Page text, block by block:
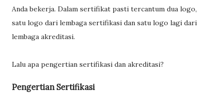
Anda bekerja. Dalam sertifikat pasti tercantum dua logo,
satu logo dari lembaga sertifikasi dan satu logo lagi dari
lembaga akreditasi.
Lalu apa pengertian sertifikasi dan akreditasi?
Pengertian Sertifikasi